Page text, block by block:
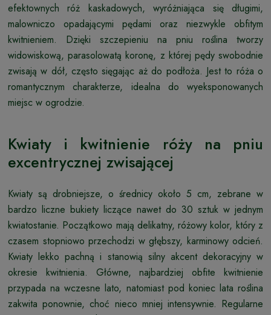
efektownych róż kaskadowych, wyróżniająca się długimi,
malowniczo opadającymi pędami oraz niezwykle obfitym
kwitnieniem. Dzięki szczepieniu na pniu roślina tworzy
widowiskową, parasolowatą koronę, z której pędy swobodnie
zwisają w dół, często sięgając aż do podłoża. Jest to róża o
romantycznym charakterze, idealna do wyeksponowanych
miejsc w ogrodzie.
Kwiaty i kwitnienie róży na pniu
excentrycznej zwisającej
Kwiaty są drobniejsze, o średnicy około 5 cm, zebrane w
bardzo liczne bukiety liczące nawet do 30 sztuk w jednym
kwiatostanie. Początkowo mają delikatny, różowy kolor, który z
czasem stopniowo przechodzi w głębszy, karminowy odcień.
Kwiaty lekko pachną i stanowią silny akcent dekoracyjny w
okresie kwitnienia. Główne, najbardziej obfite kwitnienie
przypada na wczesne lato, natomiast pod koniec lata roślina
zakwita ponownie, choć nieco mniej intensywnie. Regularne